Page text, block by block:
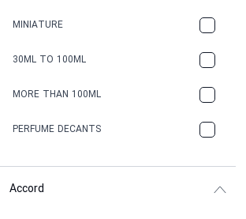
MINIATURE
30ML TO 100ML
MORE THAN 100ML
PERFUME DECANTS
Accord